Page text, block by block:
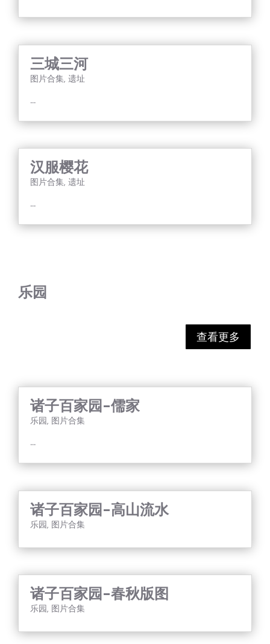
三城三河
图片合集 遗址
...
汉服樱花
图片合集, 遗址
...
乐园
查看更多
诸子百家园-儒家
乐园, 图片合集
...
诸子百家园-高山流水
乐园 图片合集
诸子百家园-春秋版图
乐园, 图片合集